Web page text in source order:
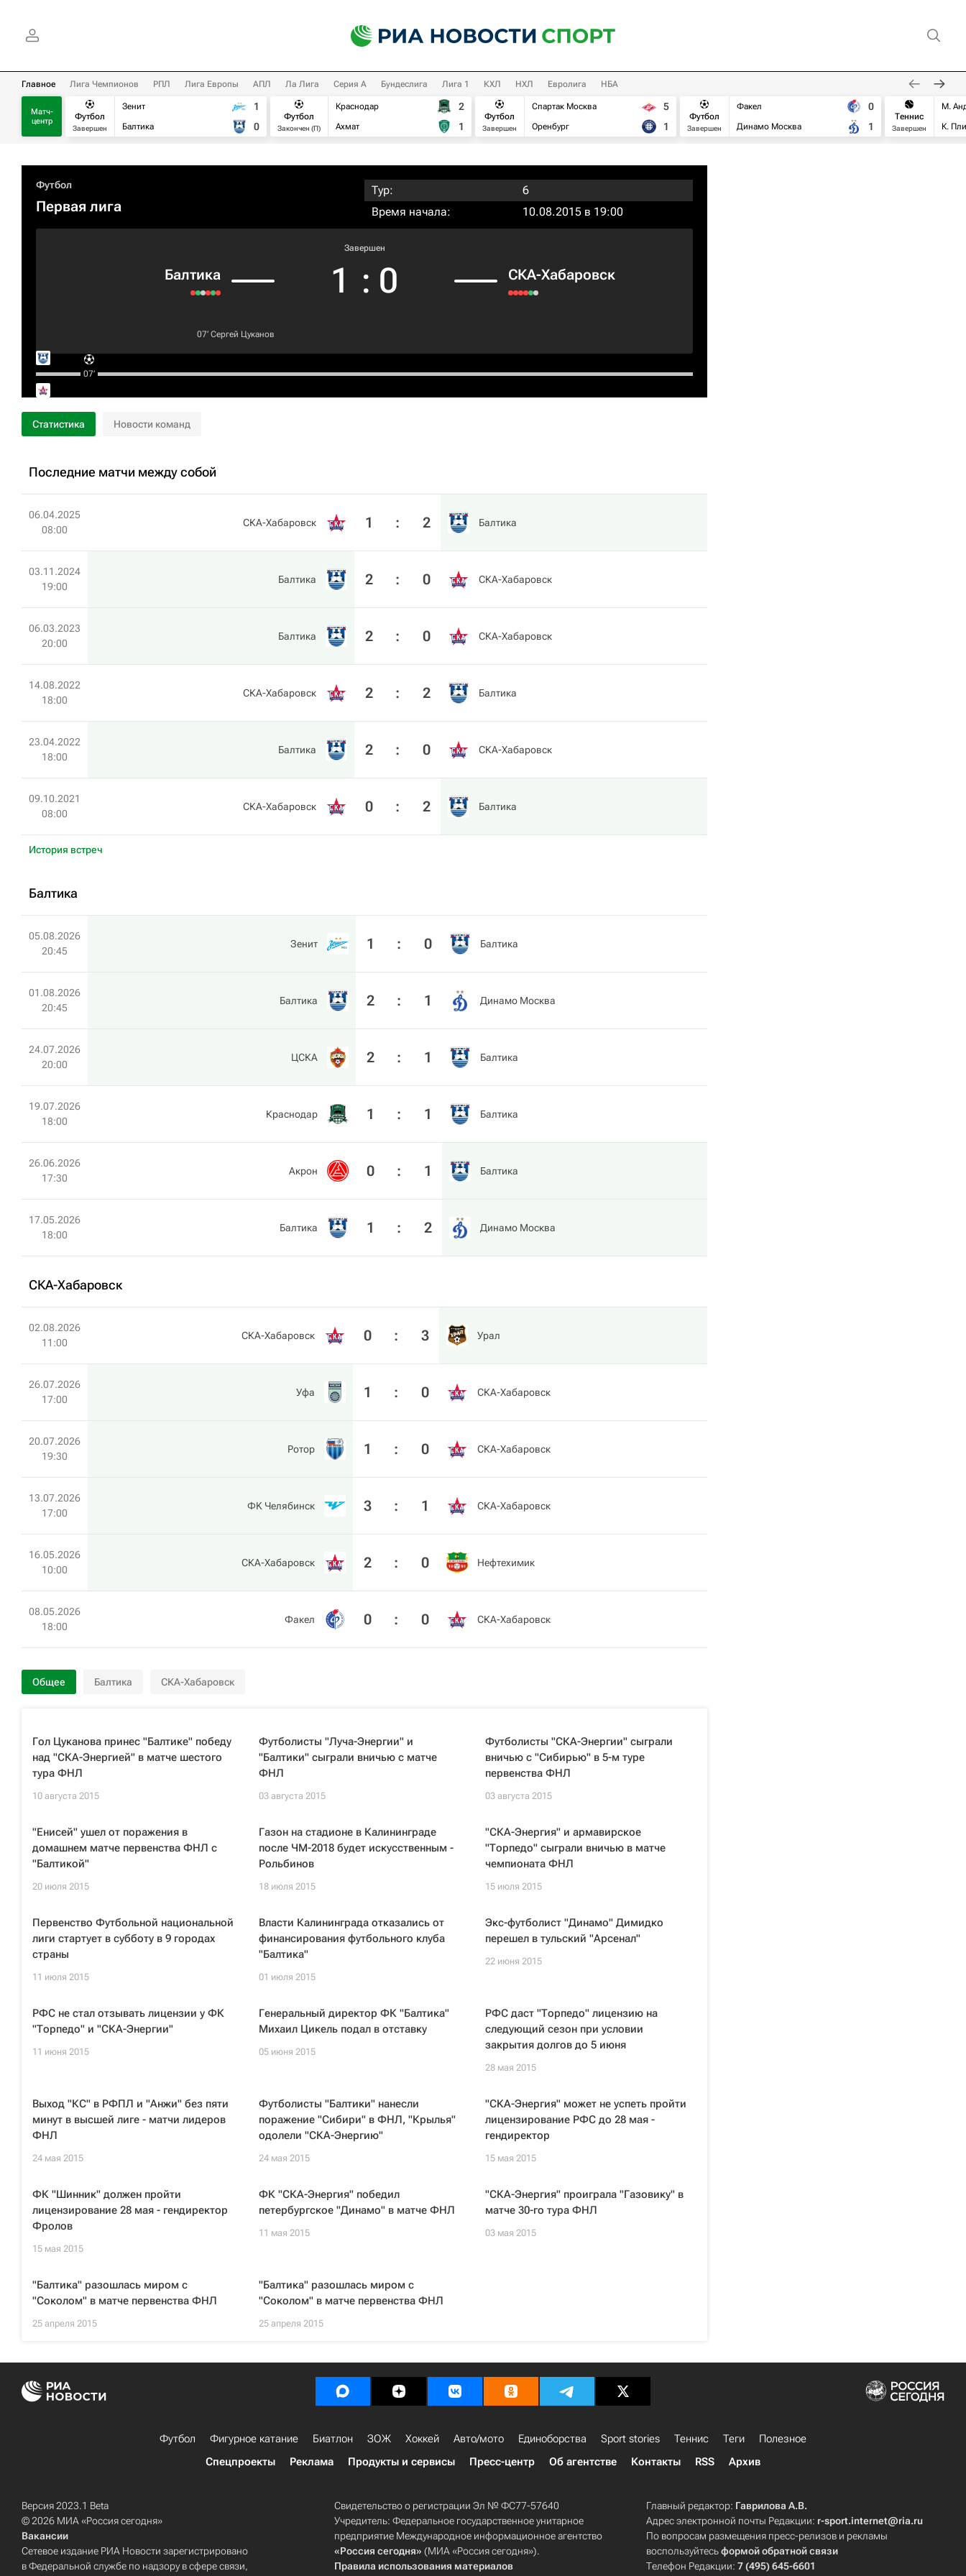
Главное Лига Чемпионов РПЛ Лига Европы АПЛ Ла Лига Серия А Бундеслига Лига 1 КХЛ НХЛ Евролига НБА
Матч-
центр
Футбол
Завершен
Зенит
Балтика
1
0
Футбол
Закончен (П)
Краснодар
Ахмат
2
1
Футбол
Завершен
Спартак Москва
Оренбург
5
1
Футбол
Завершен
Факел
Динамо Москва
0
1
Теннис
Завершен
М.
К.
Футбол
Первая лига
Тур:
6
Время начала:
10.08.2015 в 19:00
Балтика
Завершен
1 : 0 СКА-Хабаровск
07‎’‎ Сергей Цуканов
07‎’‎
Статистика Новости команд
Последние матчи между собой
06.04.2025
08:00
СКА-Хабаровск 1 : 2 Балтика
03.11.2024
19:00
Балтика 2 : 0 СКА-Хабаровск
06.03.2023
20:00
Балтика 2 : 0 СКА-Хабаровск
14.08.2022
18:00
СКА-Хабаровск 2 : 2 Балтика
23.04.2022
18:00
Балтика 2 : 0 СКА-Хабаровск
09.10.2021
08:00
СКА-Хабаровск 0 : 2 Балтика
История встреч
Балтика
05.08.2026
20:45
Зенит 1 : 0 Балтика
01.08.2026
20:45
Балтика 2 : 1 Динамо Москва
24.07.2026
20:00
ЦСКА 2 : 1 Балтика
19.07.2026
18:00
Краснодар 1 : 1 Балтика
26.06.2026
17:30
Акрон 0 : 1 Балтика
17.05.2026
18:00
Балтика 1 : 2 Динамо Москва
СКА-Хабаровск
02.08.2026
11:00
СКА-Хабаровск 0 : 3 Урал
26.07.2026
17:00
Уфа 1 : 0 СКА-Хабаровск
20.07.2026
19:30
Ротор 1 : 0 СКА-Хабаровск
13.07.2026
17:00
ФK Челябинск 3 : 1 СКА-Хабаровск
16.05.2026
10:00
СКА-Хабаровск 2 : 0 Нефтехимик
08.05.2026
18:00
Факел 0 : 0 СКА-Хабаровск
Общее Балтика СКА-Хабаровск
Гол Цуканова принес "Балтике" победу
над "СКА-Энергией" в матче шестого
тура ФНЛ
10 августа 2015
Футболисты "Луча-Энергии" и
"Балтики" сыграли вничью с матче
ФНЛ
03 августа 2015
Футболисты "СКА-Энергии" сыграли
вничью с "Сибирью" в 5-м туре
первенства ФНЛ
03 августа 2015
"Енисей" ушел от поражения в
домашнем матче первенства ФНЛ с
"Балтикой"
20 июля 2015
Газон на стадионе в Калининграде
после ЧМ-2018 будет искусственным -
Рольбинов
18 июля 2015
"СКА-Энергия" и армавирское
"Торпедо" сыграли вничью в матче
чемпионата ФНЛ
15 июля 2015
Первенство Футбольной национальной
лиги стартует в субботу в 9 городах
страны
11 июля 2015
Власти Калининграда отказались от
финансирования футбольного клуба
"Балтика"
01 июля 2015
Экс-футболист "Динамо" Димидко
перешел в тульский "Арсенал"
22 июня 2015
РФС не стал отзывать лицензии у ФК
"Торпедо" и "СКА-Энергии"
11 июня 2015
Генеральный директор ФК "Балтика"
Михаил Цикель подал в отставку
05 июня 2015
РФС даст "Торпедо" лицензию на
следующий сезон при условии
закрытия долгов до 5 июня
28 мая 2015
Выход "КС" в РФПЛ и "Анжи" без пяти
минут в высшей лиге - матчи лидеров
ФНЛ
24 мая 2015
Футболисты "Балтики" нанесли
поражение "Сибири" в ФНЛ, "Крылья"
одолели "СКА-Энергию"
24 мая 2015
"СКА-Энергия" может не успеть пройти
лицензирование РФС до 28 мая -
гендиректор
15 мая 2015
ФК "Шинник" должен пройти
лицензирование 28 мая - гендиректор
Фролов
15 мая 2015
ФК "СКА-Энергия" победил
петербургское "Динамо" в матче ФНЛ
11 мая 2015
"СКА-Энергия" проиграла "Газовику" в
матче 30-го тура ФНЛ
03 мая 2015
"Балтика" разошлась миром с
"Соколом" в матче первенства ФНЛ
25 апреля 2015
"Балтика" разошлась миром с
"Соколом" в матче первенства ФНЛ
25 апреля 2015
Футбол Фигурное катание Биатлон ЗОЖ Хоккей Авто/мото Единоборства Sport stories Теннис Теги
Полезное
Спецпроекты
Реклама Продукты и сервисы Пресс-центр Об агентстве Контакты RSS Архив
Версия 2023.1 Beta
© 2026 МИА «Россия сегодня»
Вакансии
Сетевое издание РИА Новости зарегистрировано
в Федеральной службе по надзору в сфере связи,
Свидетельство о регистрации Эл № ФС77-57640
Учредитель: Федеральное государственное унитарное
предприятие Международное информационное агентство
«Россия сегодня» (МИА «Россия сегодня»).
Правила использования материалов
Главный редактор: Гаврилова А.В.
Адрес электронной почты Редакции: r-sport.internet@ria.ru
По вопросам размещения пресс-релизов и рекламы
воспользуйтесьформой обратной связи
Телефон Редакции:7 (495) 645-6601